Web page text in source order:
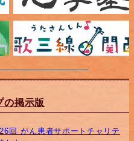
の掲示版
26回 がん患者サポートチャリテ